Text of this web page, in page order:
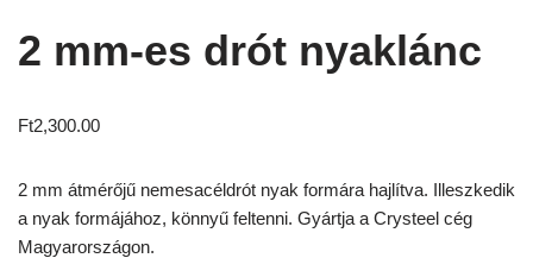
2 mm-es drót nyaklánc
Ft2,300.00
2 mm átmérőjű nemesacéldrót nyak formára hajlítva. Illeszkedik
a nyak formájához, könnyű feltenni. Gyártja a Crysteel cég
Magyarországon.